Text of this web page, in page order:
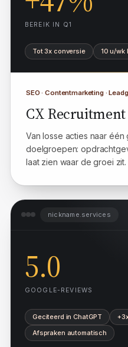
+47%
BEREIK IN Q1
Tot 3x conversie 10 u/wk
SEO · Contentmarketing ·
CX Recruitment
Van losse acties naar
doelgroepen:
5.0
GOOGLE-REVIEWS
Geciteerd in ChatGPT